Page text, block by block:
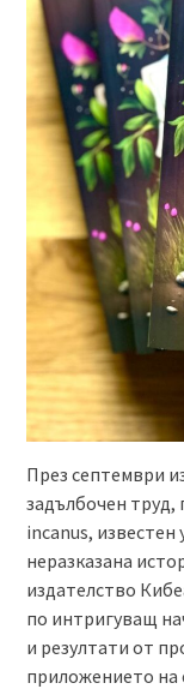
През септември
задълбочен труд,
incanus, известен
неразказана
издателство
по интригуващ
и резултати от
приложението на